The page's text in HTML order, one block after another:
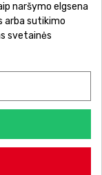
naršymo elgsena
arba sutikimo
svetainės